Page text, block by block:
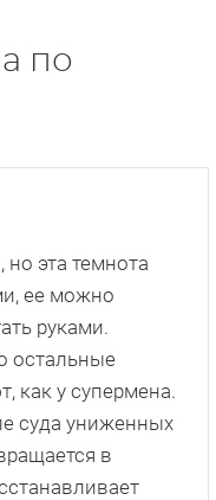
по
эта темнота
ее можно
руками.
остальные
как у супермена.
суда униженных
в